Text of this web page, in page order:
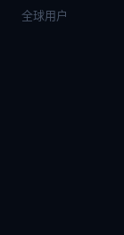
全球用户